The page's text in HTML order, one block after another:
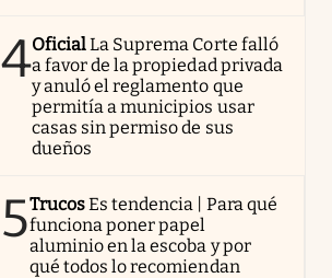
4OficialLa Suprema Corte falló
a favor de la propiedad privada
y anuló el reglamento que
permitía a municipios usar
casas sin permiso de sus
dueños
5TrucosEs tendencia | Para qué
funciona poner papel
aluminio en la escoba y por
qué todos lo recomiendan